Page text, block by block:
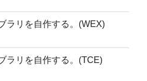
ラリを自作する。(WEX)
ラリを自作する。(TCE)